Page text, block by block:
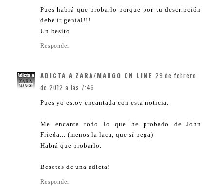
Pues habrá que probarlo porque por tu descripción
debe ir genial!!!
Un besito
Responder
ADICTA A ZARA/MANGO ON LINE 29 de febrero
de 2012 a las 7:46
Pues yo estoy encantada con esta noticia.
Me encanta todo lo que he probado de John
Frieda... (menos la laca, que sí pega)
Habrá que probarlo.
Besotes de una adicta!
Responder